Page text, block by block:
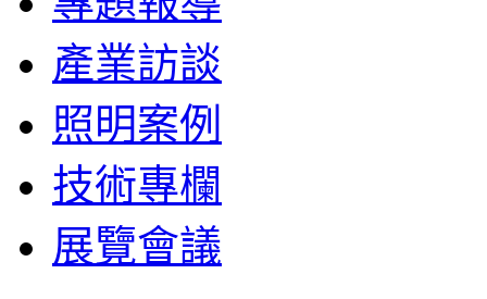
產業訪談
照明案例
技術專欄
展覽會議